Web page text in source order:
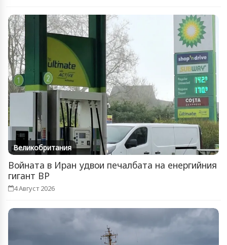
Великобритания
Войната в Иран удвои печалбата на енергийния
гигант BP
4 Август 2026